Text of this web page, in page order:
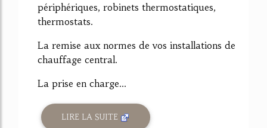
périphériques, robinets thermostatiques,
thermostats.
La remise aux normes de vos installations de
chauffage central.
La prise en charge...
LIRE LA SUITE